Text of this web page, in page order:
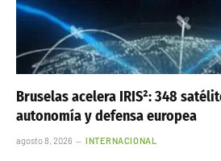
Bruselas acelera IRIS²: 348
autonomía y defensa europea
agosto 8, 2026 INTERNACIONAL